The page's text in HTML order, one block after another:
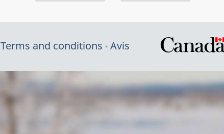
Terms and conditions Avis